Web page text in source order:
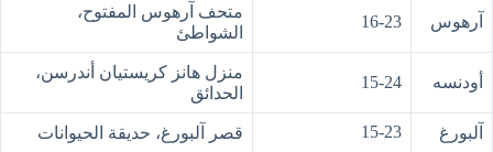
آرهوس 16-23
متحف آرهوس المفتوح،
الشواطئ
أودنسه 15-24
منزل هانز كريستيان أندرسن،
الحدائق
آلبورغ 15-23 قصر آلبورغ، حديقة الحيوانات